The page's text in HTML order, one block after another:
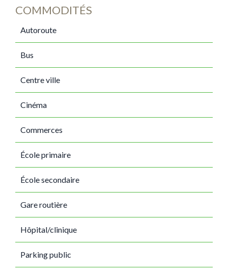
COMMODITÉS
Autoroute
Bus
Centre ville
Cinéma
Commerces
École primaire
École secondaire
Gare routière
Hôpital/clinique
Parking public